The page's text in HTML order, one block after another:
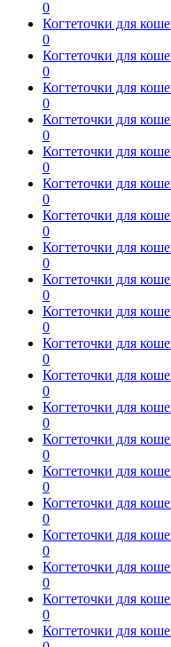
0
Когтеточки для
0
Когтеточки для
0
Когтеточки для
0
Когтеточки для
0
Когтеточки для
0
Когтеточки для
0
Когтеточки для
0
Когтеточки для
0
Когтеточки для
0
Когтеточки для
0
Когтеточки для
0
Когтеточки для
0
Когтеточки для
0
Когтеточки для
0
Когтеточки для
0
Когтеточки для
0
Когтеточки для
0
Когтеточки для
0
Когтеточки для
0
Когтеточки для